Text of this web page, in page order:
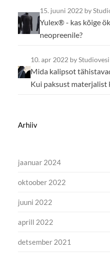
15. juuni 2022 by
Yulex® - kas kõige
neopreenile?
10. apr 2022 by Studiovesi
Mida kalipsot
Kui paksust materjalist
Arhiiv
jaanuar 2024
oktoober 2022
juuni 2022
aprill 2022
detsember 2021